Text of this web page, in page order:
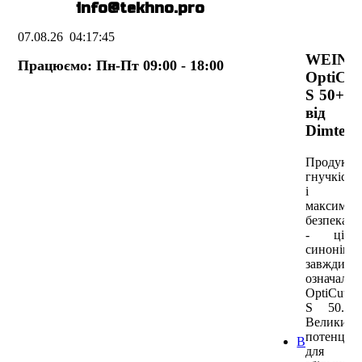
info@tekhno.pro
07.08.26 04:17:45
Працюємо: Пн-Пт 09:00 - 18:00
OptiCut
S 50+
від
гнучкість
і
безпека
- ці
синоніми
завжди
означали
OptiCut
S 50.
Великий
потенціал
для